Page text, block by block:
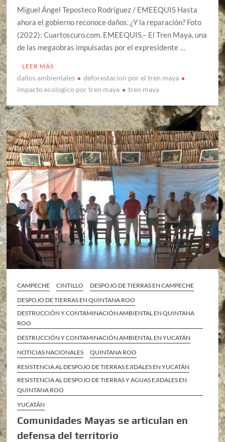
Miguel Ángel Teposteco Rodríguez / EMEEQUIS Hasta
ahora el gobierno reconoce daños. ¿Y la reparación? Foto
(2022): Cuartoscuro.com. EMEEQUIS.– El Tren Maya, una
de las megaobras impulsadas por el expresidente …
LEER MÁS
daños ambientales
deforestacion por el tren maya
impacto ecologico por tren maya
tren maya
CAMPECHE CINTILLO
DESPOJO DE TIERRAS EN CAMPECHE
DESPOJO DE TIERRAS EN QUINTANA ROO
DESTRUCCIÓN Y CONTAMINACIÓN AMBIENTAL EN QUINTANA
ROO
DESTRUCCIÓN Y CONTAMINACIÓN AMBIENTAL EN YUCATÁN
NOTICIAS NACIONALES
QUINTANA ROO
RESISTENCIA AL DESPOJO DE TIERRAS EJIDALES EN YUCATÁN
RESISTENCIA AL DESPOJO DE TIERRAS Y AGUAS EJIDALES EN
QUINTANA ROO
YUCATÁN
Comunidades Mayas se articulan en
defensa del territorio